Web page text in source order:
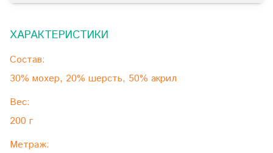
ХАРАКТЕРИСТИКИ
Состав:
30% мохер, 20% шерсть, 50% акрил
Вес:
200 г
Метраж: